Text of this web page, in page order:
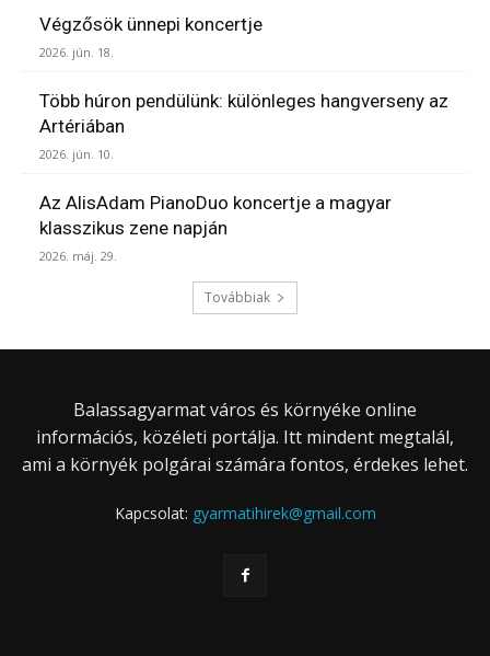
Végzősök ünnepi koncertje
2026. jún. 18.
Több húron pendülünk: különleges hangverseny az
Artériában
2026. jún. 10.
Az AlisAdam PianoDuo koncertje a magyar
klasszikus zene napján
2026. máj. 29.
Továbbiak
Balassagyarmat város és környéke online
információs, közéleti portálja. Itt mindent megtalál,
ami a környék polgárai számára fontos, érdekes lehet.
Kapcsolat: gyarmatihirek@gmail.com